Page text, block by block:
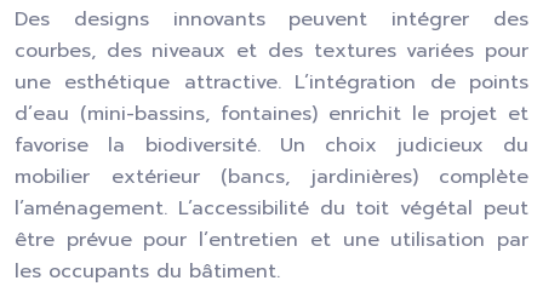
Des designs innovants peuvent intégrer des
courbes, des niveaux et des textures variées pour
une esthétique attractive. L’intégration de points
d’eau (mini-bassins, fontaines) enrichit le projet et
favorise la biodiversité. Un choix judicieux du
mobilier extérieur (bancs, jardinières) complète
l’aménagement. L’accessibilité du toit végétal peut
être prévue pour l’entretien et une utilisation par
les occupants du bâtiment.